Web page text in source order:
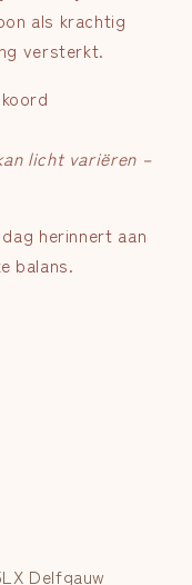
als krachtig
versterkt.
licht variëren –
herinnert aan
balans.
Delfgauw